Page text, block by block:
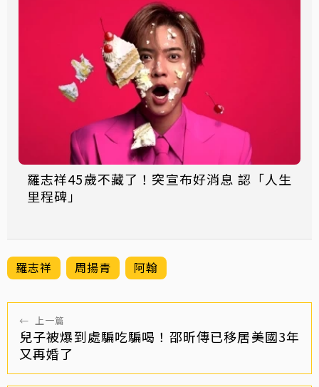
羅志祥45歲不藏了！突宣布好消息 認「人生
里程碑」
羅志祥 周揚青 阿翰
← 上一篇
兒子被爆到處騙吃騙喝！邵昕傳已移居美國3年
又再婚了